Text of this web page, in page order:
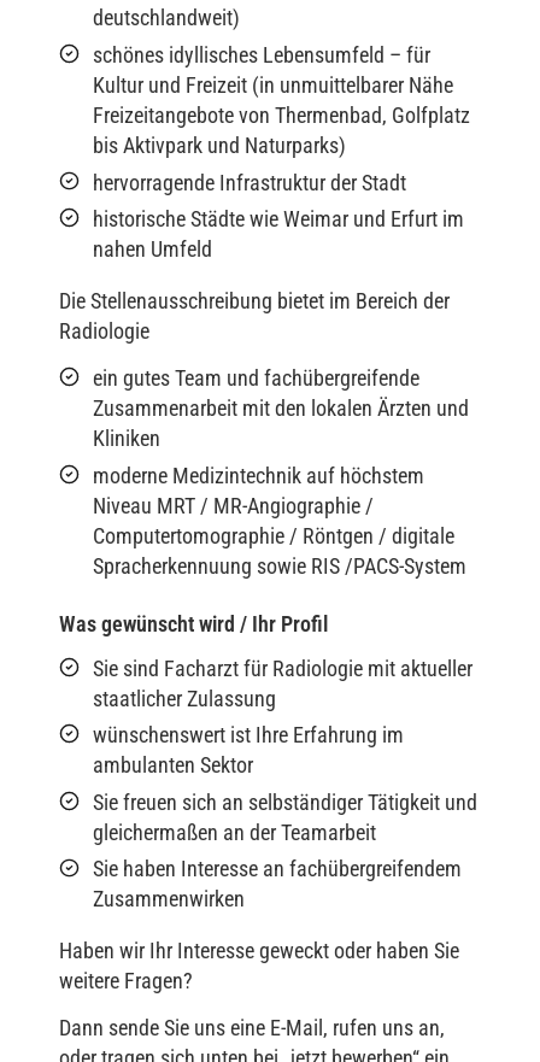
deutschlandweit)
schönes idyllisches Lebensumfeld – für
Kultur und Freizeit (in unmuittelbarer Nähe
Freizeitangebote von Thermenbad, Golfplatz
bis Aktivpark und Naturparks)
hervorragende Infrastruktur der Stadt
historische Städte wie Weimar und Erfurt im
nahen Umfeld
Die Stellenausschreibung bietet im Bereich der
Radiologie
ein gutes Team und fachübergreifende
Zusammenarbeit mit den lokalen Ärzten und
Kliniken
moderne Medizintechnik auf höchstem
Niveau MRT / MR-Angiographie /
Computertomographie / Röntgen / digitale
Spracherkennuung sowie RIS /PACS-System
Was gewünscht wird / Ihr Profil
Sie sind Facharzt für Radiologie mit aktueller
staatlicher Zulassung
wünschenswert ist Ihre Erfahrung im
ambulanten Sektor
Sie freuen sich an selbständiger Tätigkeit und
gleichermaßen an der Teamarbeit
Sie haben Interesse an fachübergreifendem
Zusammenwirken
Haben wir Ihr Interesse geweckt oder haben Sie
weitere Fragen?
Dann sende Sie uns eine E-Mail, rufen uns an,